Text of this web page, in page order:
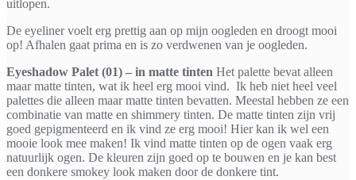
uitlopen.
De eyeliner voelt erg prettig aan op mijn oogleden en droogt mooi
op! Afhalen gaat prima en is zo verdwenen van je oogleden.
Eyeshadow Palet (01) – in matte tinten Het palette bevat alleen
maar matte tinten, wat ik heel erg mooi vind. Ik heb niet heel veel
palettes die alleen maar matte tinten bevatten. Meestal hebben ze een
combinatie van matte en shimmery tinten. De matte tinten zijn vrij
goed gepigmenteerd en ik vind ze erg mooi! Hier kan ik wel een
mooie look mee maken! Ik vind matte tinten op de ogen vaak erg
natuurlijk ogen. De kleuren zijn goed op te bouwen en je kan best
een donkere smokey look maken door de donkere tint.